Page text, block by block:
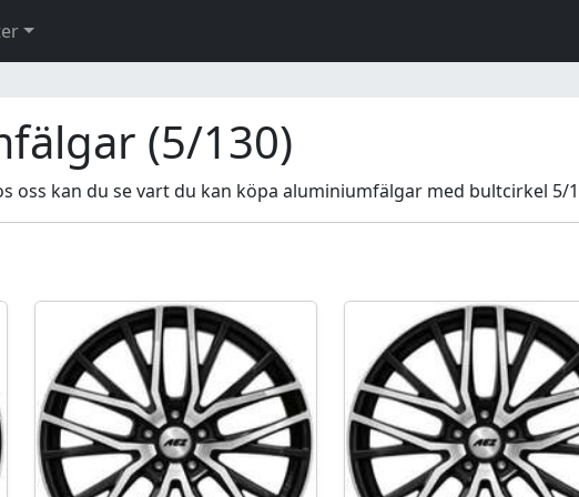
(5/130)
oss kan du se vart du kan köpa aluminiumfälgar med bultcirkel 5/